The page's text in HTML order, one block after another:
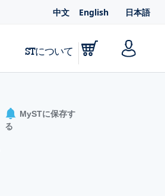
中文 English 日本語
STについて
MySTに保存す
る